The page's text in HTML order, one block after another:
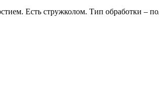
Есть стружколом. Тип обработки –